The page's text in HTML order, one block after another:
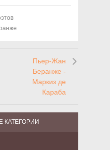
Пьер-Жан
Беранже -
Маркиз де
Караба
КАТЕГОРИИ